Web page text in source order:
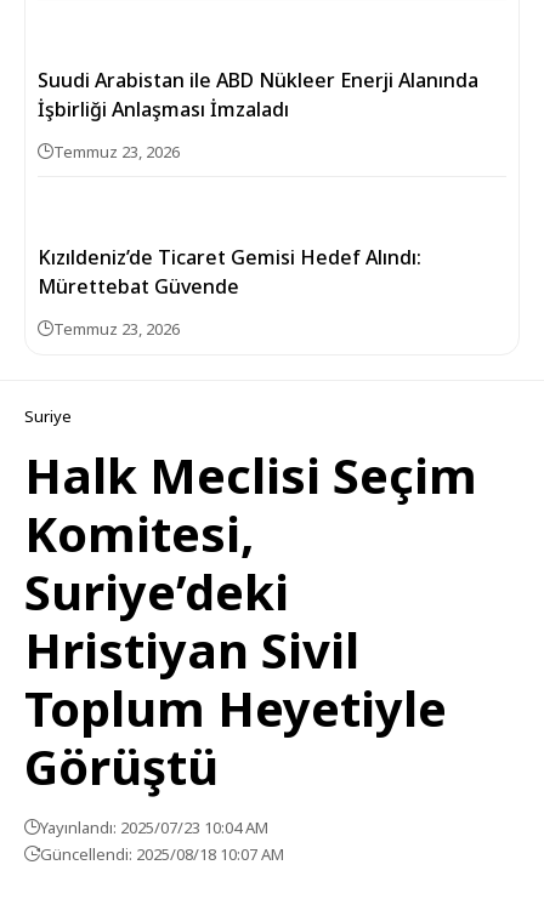
Suudi Arabistan ile ABD Nükleer Enerji Alanında
İşbirliği Anlaşması İmzaladı
Temmuz 23, 2026
Kızıldeniz’de Ticaret Gemisi Hedef Alındı:
Mürettebat Güvende
Temmuz 23, 2026
Suriye
Halk Meclisi Seçim
Komitesi,
Suriye’deki
Hristiyan Sivil
Toplum Heyetiyle
Görüştü
Yayınlandı: 2025/07/23 10:04 AM
Güncellendi: 2025/08/18 10:07 AM